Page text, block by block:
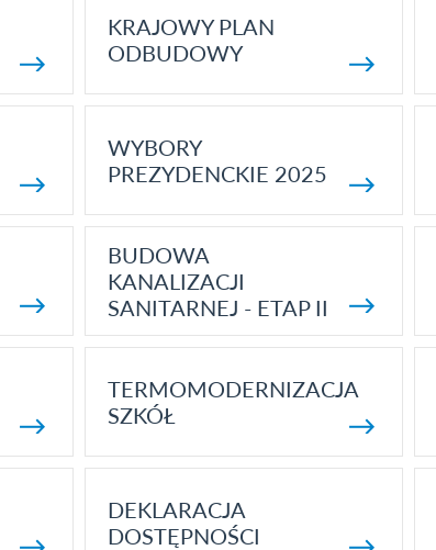
KRAJOWY PLAN
ODBUDOWY
WYBORY
PREZYDENCKIE 2025
BUDOWA
KANALIZACJI
SANITARNEJ - ETAP II
TERMOMODERNIZACJA
SZKÓŁ
DEKLARACJA
DOSTĘPNOŚCI